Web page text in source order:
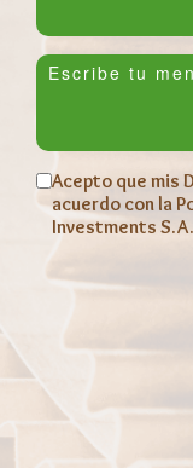
Acepto que mis
acuerdo con la
Investments